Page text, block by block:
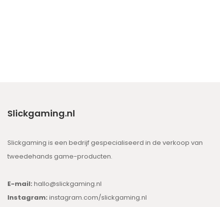
Slickgaming.nl
Slickgaming is een bedrijf gespecialiseerd in de verkoop van
tweedehands game-producten.
E-mail: hallo@slickgaming.nl
Instagram: instagram.com/slickgaming.nl